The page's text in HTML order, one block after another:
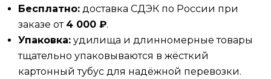
Бесплатно: доставка СДЭК по России при
заказе от 4 000 ₽.
Упаковка: удилища и длинномерные товары
тщательно упаковываются в жёсткий
картонный тубус для надёжной перевозки.